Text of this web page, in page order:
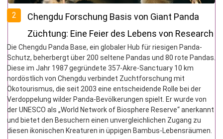
2
Chengdu Forschung Basis von Giant Panda
Züchtung: Eine Feier des Lebens von Research
Cradle zu National Treasure Paradise
Die Chengdu Panda Base, ein globaler Hub für riesigen Panda-
Schutz, beherbergt über 200 seltene Pandas und 80 rote Pandas.
Diese im Jahr 1987 gegründete 357-Akre-Sanctuary 10 km
nordöstlich von Chengdu verbindet Zuchtforschung mit
Ökotourismus, die seit 2003 eine entscheidende Rolle bei der
Verdoppelung wilder Panda-Bevölkerungen spielt. Er wurde von
der UNESCO als „World Network of Biosphere Reserve“ anerkannt
und bietet den Besuchern einen unvergleichlichen Zugang zu
diesen ikonischen Kreaturen in üppigen Bambus-Lebensräumen.